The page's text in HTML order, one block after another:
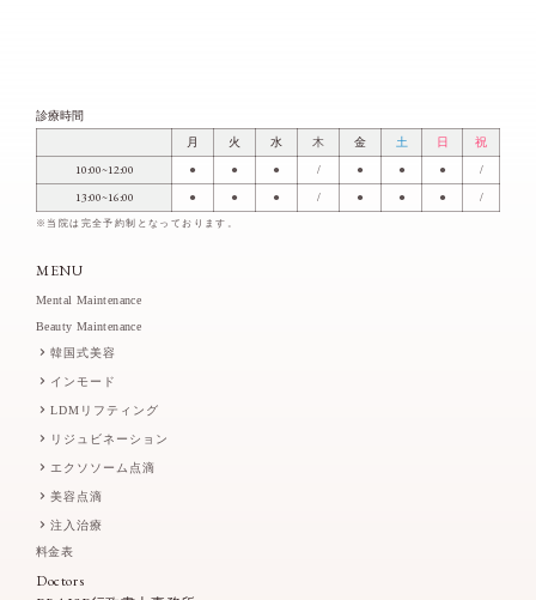
診療時間
月
火 水 木 金 土 日 祝
10:00~12:00 ● ● ● / ● ● ● /
13:00~16:00 ● ● ● / ● ● ● /
※当院は完全予約制となっております。
MENU
Mental Maintenance
Beauty Maintenance
韓国式美容
インモード
LDMリフティング
リジュビネーション
エクソソーム点滴
美容点滴
注入治療
料金表
Doctors